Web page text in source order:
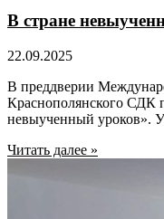
В стране
22.09.2025
В преддверии
Краснополянского СДК
невыученный уроков».
Читать далее »